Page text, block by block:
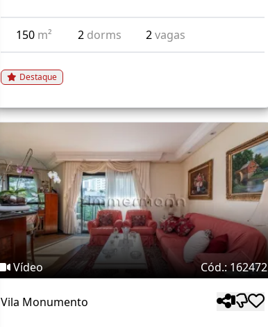
150 m² 2 dorms 2vagas
Destaque
Vídeo Cód.: 162472
Vila Monumento